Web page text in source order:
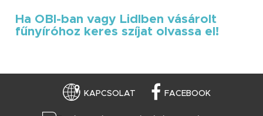
Ha OBI-ban vagy Lidlben vásárolt
fűnyíróhoz keres szíjat olvassa el!
KAPCSOLAT FACEBOOK